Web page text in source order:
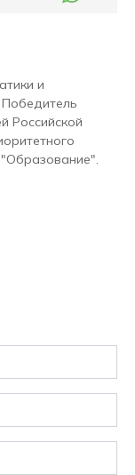
и
Победитель
Российской